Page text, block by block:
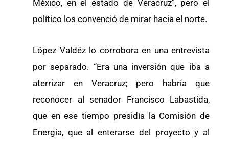
México, en el estado de Veracruz”, pero el
político los convenció de mirar hacia el norte.
López Valdéz lo corrobora en una entrevista
por separado. “Era una inversión que iba a
aterrizar en Veracruz; pero habría que
reconocer al senador Francisco Labastida,
que en ese tiempo presidía la Comisión de
Energía, que al enterarse del proyecto y al